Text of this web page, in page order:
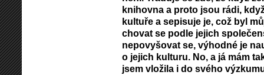
knihovna a proto jsou rádi,
kultuře a sepisuje je, což byl
chovat se podle jejich
nepovyšovat se, výhodné je
o jejich kulturu. No, a já mám
jsem vložila i do svého